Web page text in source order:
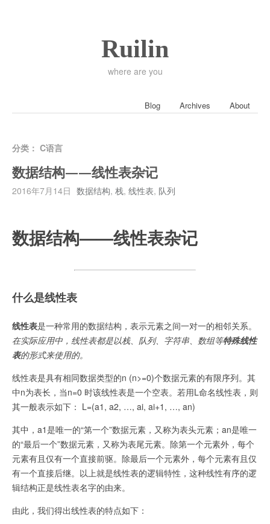
Ruilin
where are you
Blog Archives About
分类： C语言
数据结构——线性表杂记
2016年7月14日 数据结构, 栈, 线性表, 队列
数据结构——线性表杂记
什么是线性表
线性表是一种常用的数据结构，表示元素之间一对一的相邻关系。
在实际应用中，线性表都是以栈、队列、字符串、数组等特殊线性
表的形式来使用的。
线性表是具有相同数据类型的n (n>=0)个数据元素的有限序列。其
中n为表长，当n=0 时该线性表是一个空表。若用L命名线性表，则
其一般表示如下： L=(a1, a2, …, ai, ai+1, …, an)
其中，a1是唯一的“第一个”数据元素，又称为表头元素；an是唯一
的“最后一个”数据元素，又称为表尾元素。除第一个元素外，每个
元素有且仅有一个直接前驱。除最后一个元素外，每个元素有且仅
有一个直接后继。以上就是线性表的逻辑特性，这种线性有序的逻
辑结构正是线性表名字的由来。
由此，我们得出线性表的特点如下：